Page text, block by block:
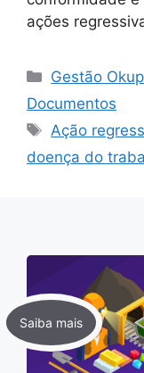
ações
Categorias
Gestão Okup
Documentos
Tags
Ação
doença do